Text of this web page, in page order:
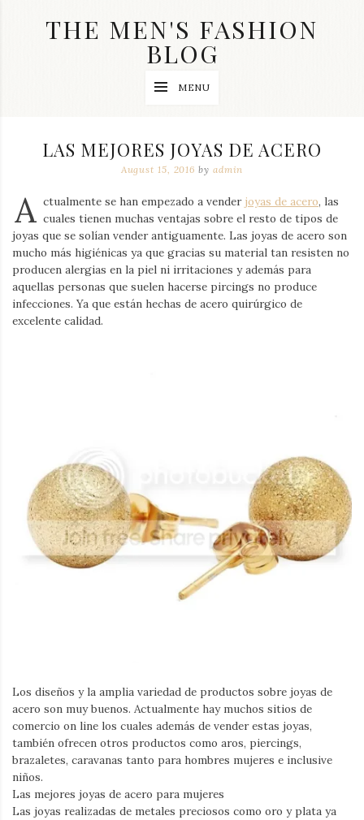
THE MEN'S FASHION
BLOG
wedding
jewelry,
dope
and
swag
clothes
are
my
main
topics
on
MENU
LAS MEJORES JOYAS DE ACERO
August 15, 2016 by admin
A ctualmente se han empezado a vender joyas de acero, las
cuales tienen muchas ventajas sobre el resto de tipos de
joyas que se solían vender antiguamente. Las joyas de acero son
mucho más higiénicas ya que gracias su material tan resisten no
producen alergias en la piel ni irritaciones y además para
aquellas personas que suelen hacerse pircings no produce
infecciones. Ya que están hechas de acero quirúrgico de
excelente calidad.
Los diseños y la amplia variedad de productos sobre joyas de
acero son muy buenos. Actualmente hay muchos sitios de
comercio on line los cuales además de vender estas joyas,
también ofrecen otros productos como aros, piercings,
brazaletes, caravanas tanto para hombres mujeres e inclusive
niños.
Las mejores joyas de acero para mujeres
Las joyas realizadas de metales preciosos como oro y plata ya